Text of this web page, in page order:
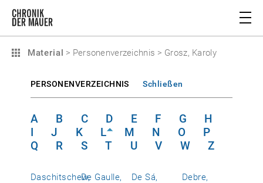
Material > Personenverzeichnis > Grosz, Karoly
PERSONENVERZEICHNIS Schließen
A B C D E F G
H
I
J K L M N O
P
Q
R S T U V W Z
Daschitschew,De Gaulle,
De Sá,
Debre,